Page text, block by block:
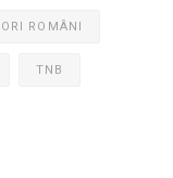
ROMÂNI
TNB